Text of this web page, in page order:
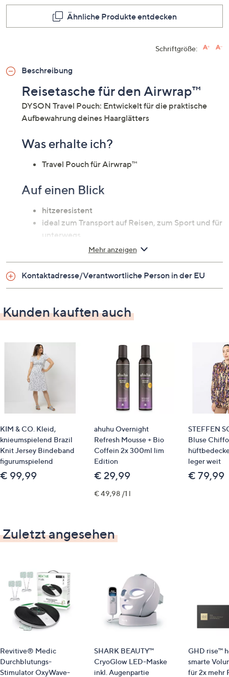
Ähnliche Produkte entdecken
Schriftgröße:
Beschreibung
Reisetasche für den Airwrap™
DYSON Travel Pouch: Entwickelt für die praktische
Aufbewahrung deines Haarglätters
Was erhalte ich?
Travel Pouch für Airwrap™
Auf einen Blick
hitzeresistent
ideal zum Transport auf Reisen, zum Sport und für
unterwegs
Design: Nachtblau/Kupfer
Maße
Identifikationsnummer
Mehr anzeigen
Kontaktadresse/Verantwortliche Person in der EU
Kunden kauften auch
KIM & CO. Kleid,
knieumspielend Brazil
Knit Jersey Bindeband
figurumspielend
€ 99,99
ahuhu Overnight
Refresh Mousse + Bio
Coffein 2x 300ml lim
Edition
€ 29,99
€ 49,98 /1 l
STEFFEN
Bluse
leger weit
€ 79,99
Zuletzt angesehen
Revitive® Medic
Durchblutungs-
Stimulator OxyWave-
SHARK BEAUTY™
CryoGlow LED-Maske
inkl. Augenpartie
GHD rise™
smarte
für 2x mehr